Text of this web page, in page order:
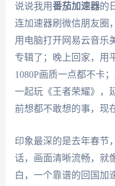
说说我用番茄加速器的
连加速器刷微信朋友圈
用电脑打开网易云音乐
专辑了；晚上回家，用
1080P画质一点都不卡
一起玩《王者荣耀》，
前想都不敢想的事，现
印象最深的是去年春节
话，画面清晰流畅，就
白，一个靠谱的回国加